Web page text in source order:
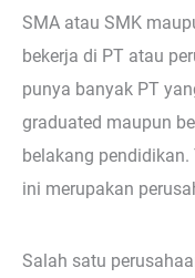
SMA atau SMK
bekerja di PT atau
punya banyak PT
graduated maupun
belakang
ini merupakan
Salah satu